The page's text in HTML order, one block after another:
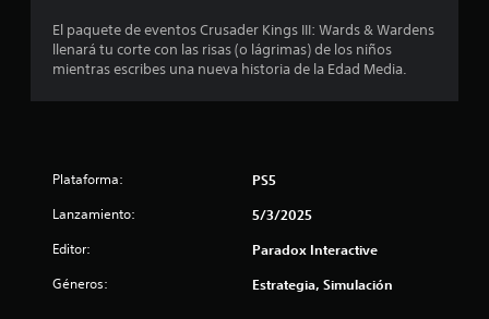
r
e
El paquete de eventos Crusader Kings III: Wards & Wardens
llenará tu corte con las risas (o lágrimas) de los niños
mientras escribes una nueva historia de la Edad Media.
Plataforma: PS5
Lanzamiento: 5/3/2025
Editor: Paradox Interactive
Géneros: Estrategia, Simulación